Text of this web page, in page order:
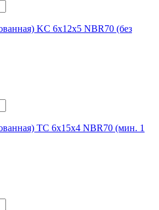
KC 6х12х5 NBR70 (без
TC 6х15х4 NBR70 (мин. 1